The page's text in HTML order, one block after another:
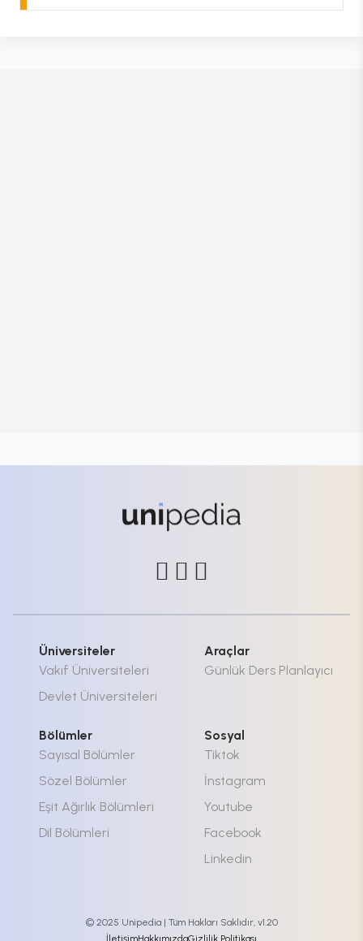
Üniversiteler
Vakıf Üniversiteleri
Devlet Üniversiteleri
Araçlar
Günlük Ders Planlayıcı
Bölümler
Sayısal Bölümler
Sözel Bölümler
Eşit Ağırlık Bölümleri
Dil Bölümleri
Sosyal
Tiktok
İnstagram
Youtube
Facebook
Linkedin
© 2025 Unipedia | Tüm Hakları Saklıdır, v1.20